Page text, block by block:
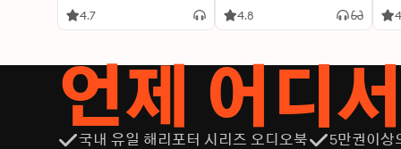
4.7 4.8
언제 어디
국내 유일 해리포터 시리즈 오디오북
5만권이상